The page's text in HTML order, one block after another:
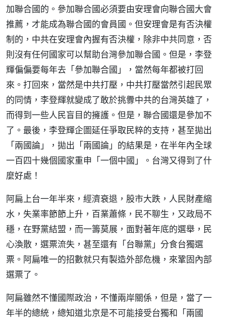
加聯合國的。參加聯合國必須要由安理會向聯合國大會
推薦，才能成為聯合國的會員國。但安理會是有否決權
制的，中共在安理會內握有否決權，除非中共同意，否
則沒有任何國家可以幫助台灣參加聯合國。但是，李登
輝偏偏要每年去「參加聯合國」，當然每年都被打回
來。打回來，當然是中共打壓，中共打壓當然引起民眾
的同情，李登輝就變成了敢於挑釁中共的台灣英雄了，
而得到一些人民盲目的擁護。但是，聯合國還是參加不
了。最後，李登輝企圖延任爭取民粹的支持，甚至拋出
「兩國論」，拋出「兩國論」的結果是，在半年內全球
一百四十幾個國家重申「一個中國」。台灣又得到了什
麼好處！
阿扁上台一年半來，經濟衰退，股市大跌，人民財產縮
水，失業率節節上升，百業蕭條，民不聊生，又政局不
穩，在野黨結盟，而一籌莫展，面對著年底的選舉，民
心渙散，選票流失，甚至還有「台聯黨」分食台獨選
票。阿扁唯一的招數就只有製造外部危機，來鞏固內部
選票了。
阿扁雖然不懂國際政治，不懂兩岸關係，但是，當了一
年半的總統，總知道北京是不可能接受台獨和「兩國